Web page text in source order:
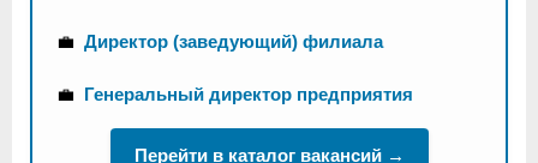
💼 Директор (заведующий) филиала
💼 Генеральный директор предприятия
Перейти в каталог вакансий →